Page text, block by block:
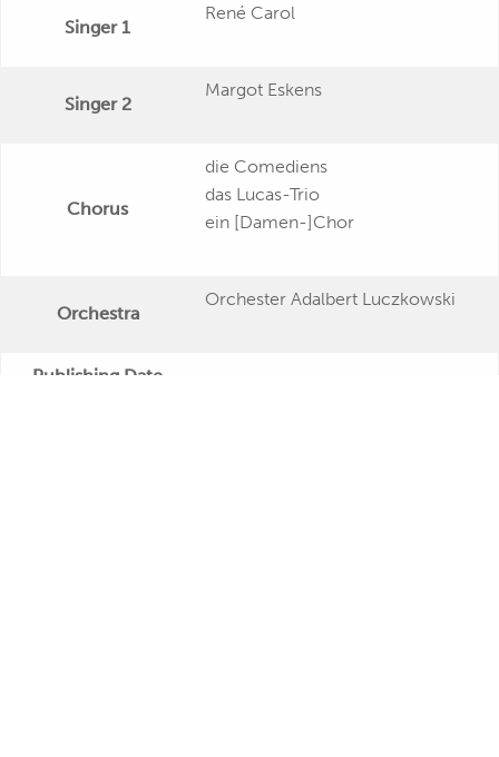
Singer 1
René Carol
Singer 2
Margot Eskens
Chorus
die Comediens
das Lucas-Trio
ein [Damen-]Chor
Orchestra
Orchester Adalbert Luczkowski
Publishing Date